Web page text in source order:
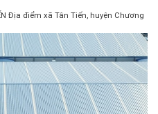
Địa điểm xã Tân Tiến, huyện Chương